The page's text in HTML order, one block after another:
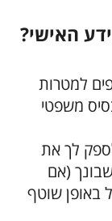
האישי?
למטרות
משפטי
לך את
(אם
באופן שוטף